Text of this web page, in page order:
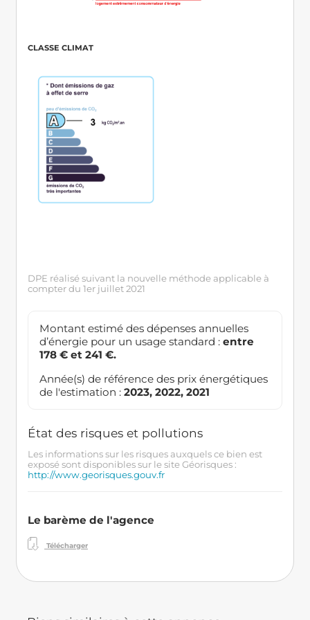
CLASSE CLIMAT
DPE réalisé suivant la nouvelle méthode applicable à
compter du 1er juillet 2021
Montant estimé des dépenses annuelles
d’énergie pour un usage standard : entre
178 € et 241 €.
Année(s) de référence des prix énergétiques
de l'estimation : 2023, 2022, 2021
État des risques et pollutions
Les informations sur les risques auxquels ce bien est
exposé sont disponibles sur le site Géorisques :
http://www.georisques.gouv.fr
Le barème de l'agence
Télécharger